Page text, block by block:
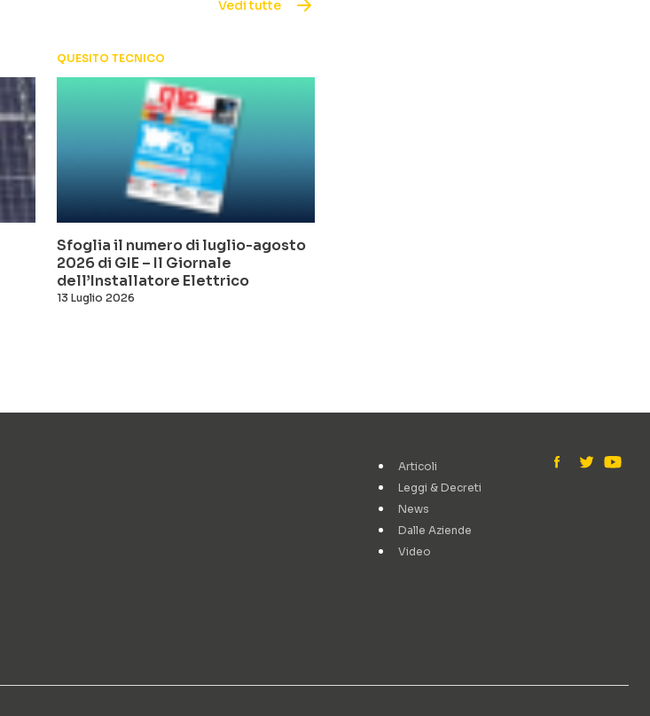
Vedi tutte
QUESITO TECNICO
Sfoglia il numero di luglio-agosto
2026 di GIE – Il Giornale
dell’Installatore Elettrico
13 Luglio 2026
Articoli
Leggi & Decreti
News
Dalle Aziende
Video